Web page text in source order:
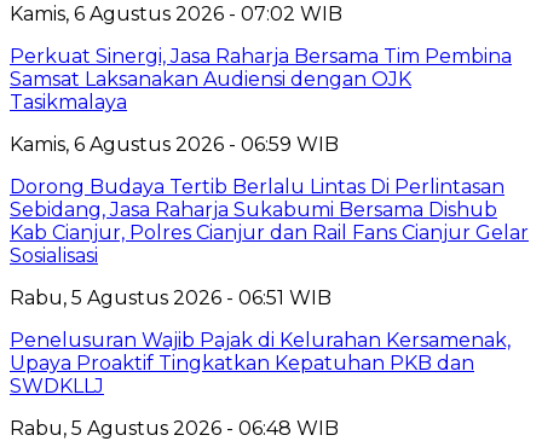
Kamis, 6 Agustus 2026 - 07:02 WIB
Perkuat Sinergi, Jasa Raharja Bersama Tim Pembina
Samsat Laksanakan Audiensi dengan OJK
Tasikmalaya
Kamis, 6 Agustus 2026 - 06:59 WIB
Dorong Budaya Tertib Berlalu Lintas Di Perlintasan
Sebidang, Jasa Raharja Sukabumi Bersama Dishub
Kab Cianjur, Polres Cianjur dan Rail Fans Cianjur Gelar
Sosialisasi
Rabu, 5 Agustus 2026 - 06:51 WIB
Penelusuran Wajib Pajak di Kelurahan Kersamenak,
Upaya Proaktif Tingkatkan Kepatuhan PKB dan
SWDKLLJ
Rabu, 5 Agustus 2026 - 06:48 WIB